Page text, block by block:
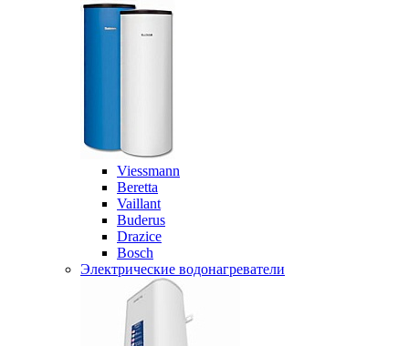
Viessmann
Beretta
Vaillant
Buderus
Drazice
Bosch
Электрические водонагреватели